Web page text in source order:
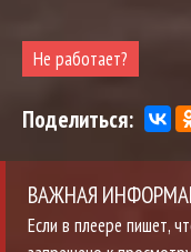
Не работает?
Поделиться:
ВАЖНАЯ
Если в плеере пишет,